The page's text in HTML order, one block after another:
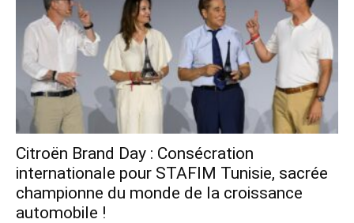
Citroën Brand Day : Consécration
internationale pour STAFIM Tunisie, sacrée
championne du monde de la croissance
automobile !